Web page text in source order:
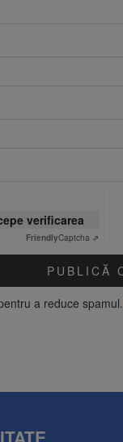
verificarea
FriendlyCaptcha ⇗
a reduce spamul.